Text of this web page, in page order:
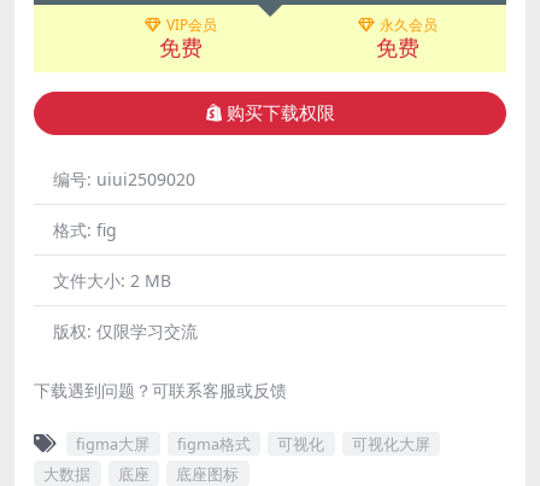
VIP会员
免费
永久会员
免费
购买下载权限
编号: uiui2509020
格式: fig
文件大小: 2 MB
版权: 仅限学习交流
下载遇到问题？可联系客服或反馈
figma大屏 figma格式 可视化
可视化大屏
大数据
底座 底座图标